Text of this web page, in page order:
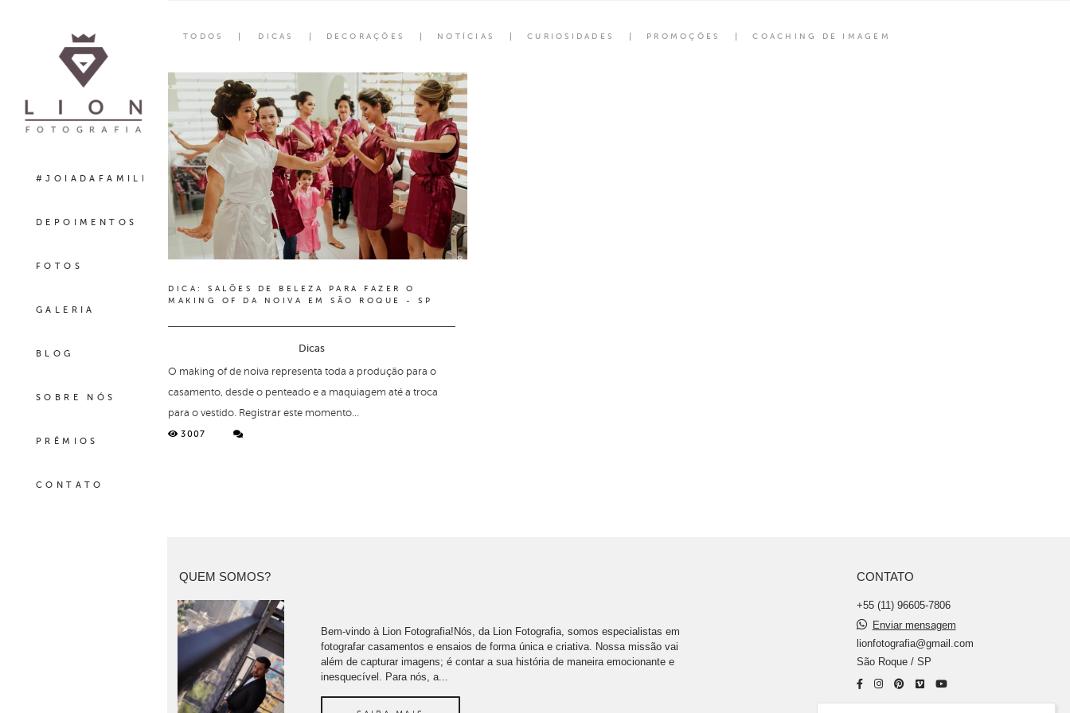
#JOIADAFAMILIA
DEPOIMENTOS
FOTOS
GALERIA
BLOG
SOBRE NÓS
PRÊMIOS
CONTATO
TODOS DICAS DECORAÇÕES NOTÍCIAS CURIOSIDADES PROMOÇÕES COACHING DE IMAGEM
DICA: SALÕES DE BELEZA PARA FAZER O
MAKING OF DA NOIVA EM SÃO ROQUE - SP
Dicas
3007
O making of de noiva representa toda a produção para o
casamento, desde o penteado e a maquiagem até a troca
para o vestido. Registrar este momento...
QUEM SOMOS?
Bem-vindo à Lion Fotografia!Nós, da Lion Fotografia, somos especialistas em
fotografar casamentos e ensaios de forma única e criativa. Nossa missão vai
além de capturar imagens; é contar a sua história de maneira emocionante e
inesquecível. Para nós, a...
CONTATO
+55 (11) 96605-7806
Enviar mensagem
lionfotografia@gmail.com
São Roque / SP